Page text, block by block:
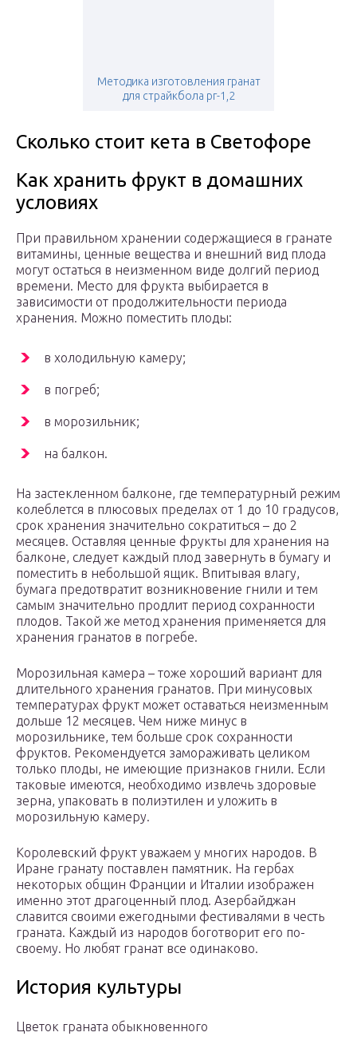
Методика изготовления гранат
для страйкбола рг-1,2
Сколько стоит кета в Светофоре
Как хранить фрукт в домашних
условиях
При правильном хранении содержащиеся в гранате
витамины, ценные вещества и внешний вид плода
могут остаться в неизменном виде долгий период
времени. Место для фрукта выбирается в
зависимости от продолжительности периода
хранения. Можно поместить плоды:
в холодильную камеру;
в погреб;
в морозильник;
на балкон.
На застекленном балконе, где температурный режим
колеблется в плюсовых пределах от 1 до 10 градусов,
срок хранения значительно сократиться – до 2
месяцев. Оставляя ценные фрукты для хранения на
балконе, следует каждый плод завернуть в бумагу и
поместить в небольшой ящик. Впитывая влагу,
бумага предотвратит возникновение гнили и тем
самым значительно продлит период сохранности
плодов. Такой же метод хранения применяется для
хранения гранатов в погребе.
Морозильная камера – тоже хороший вариант для
длительного хранения гранатов. При минусовых
температурах фрукт может оставаться неизменным
дольше 12 месяцев. Чем ниже минус в
морозильнике, тем больше срок сохранности
фруктов. Рекомендуется замораживать целиком
только плоды, не имеющие признаков гнили. Если
таковые имеются, необходимо извлечь здоровые
зерна, упаковать в полиэтилен и уложить в
морозильную камеру.
Королевский фрукт уважаем у многих народов. В
Иране гранату поставлен памятник. На гербах
некоторых общин Франции и Италии изображен
именно этот драгоценный плод. Азербайджан
славится своими ежегодными фестивалями в честь
граната. Каждый из народов боготворит его по-
своему. Но любят гранат все одинаково.
История культуры
Цветок граната обыкновенного